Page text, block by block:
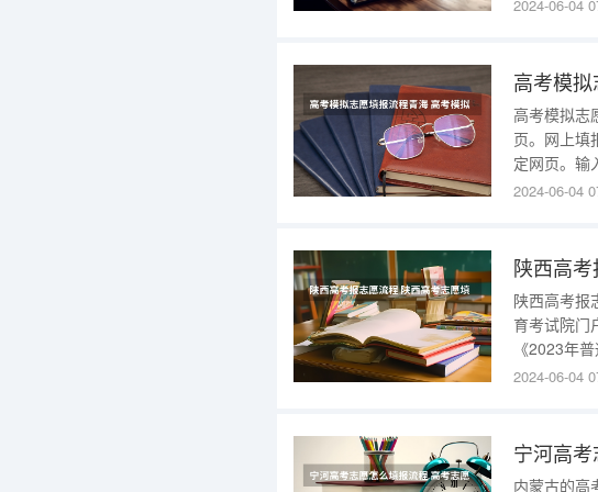
2024-06-04
高考模
高考模拟志
页。网上填
定网页。输
输入初始密
2024-06-04
陕西高
陕西高考报
育考试院门
《2023年
查阅今年我
2024-06-04
内蒙古的高